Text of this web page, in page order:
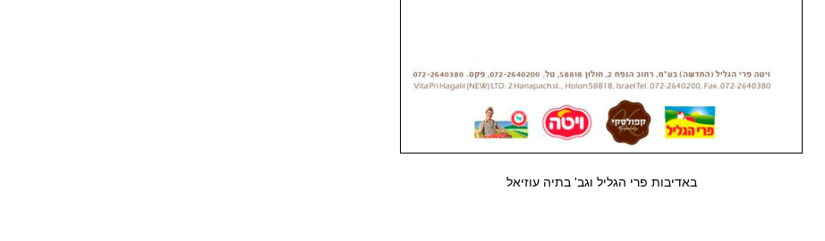
באדיבות פרי הגליל וגב' בתיה עוזיאל